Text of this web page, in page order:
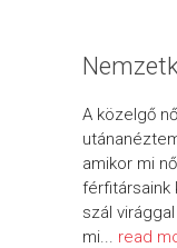
A közelgő
amikor mi
férfitársaink
szál
mi... read